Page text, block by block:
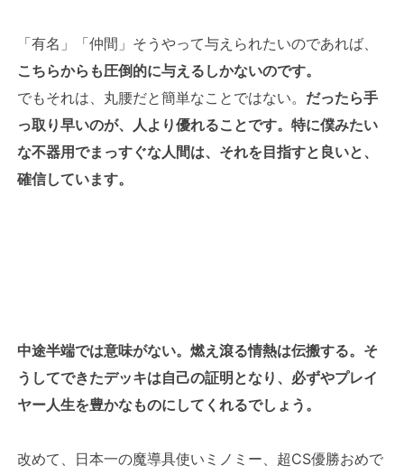
「有名」「仲間」そうやって与えられたいのであれば、
こちらからも圧倒的に与えるしかないのです。
でもそれは、丸腰だと簡単なことではない。 だったら手
っ取り早いのが、人より優れることです。特に僕みたい
な不器用でまっすぐな人間は、それを目指すと良いと、
確信しています。
中途半端では意味がない。燃え滾る情熱は伝搬する。そ
うしてできたデッキは自己の証明となり、必ずやプレイ
ヤー人生を豊かなものにしてくれるでしょう。
改めて、日本一の魔導具使いミノミー、超CS優勝おめで